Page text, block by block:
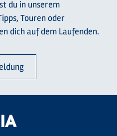
du in unserem
Touren oder
dich auf dem Laufenden.